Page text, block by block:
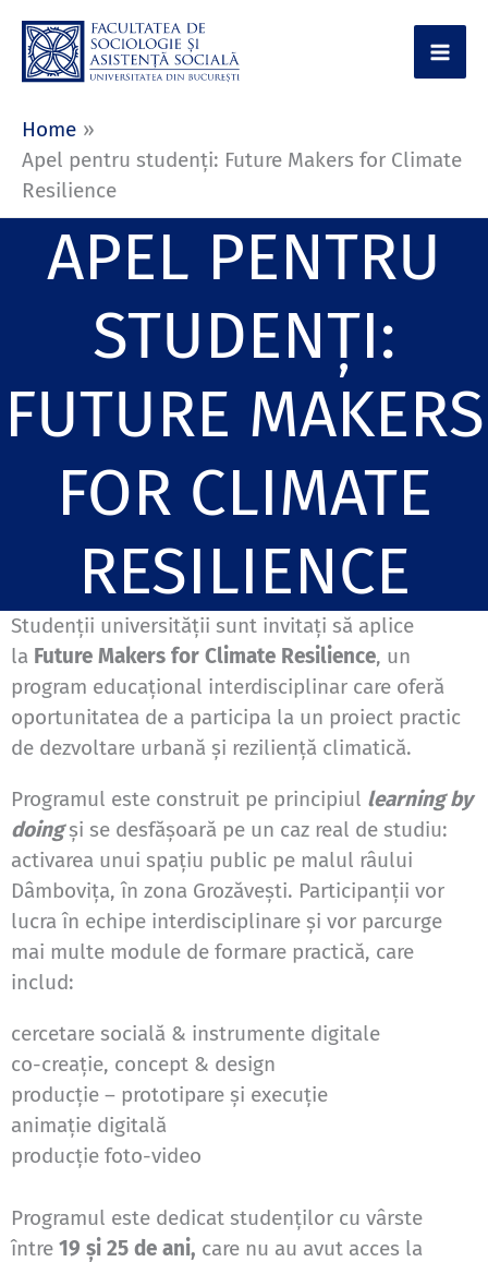
content
Home
Apel pentru studenți: Future Makers for Climate
Resilience
APEL PENTRU
STUDENȚI:
FUTURE MAKERS
FOR CLIMATE
RESILIENCE
Studenții universității sunt invitați să aplice
la Future Makers for Climate Resilience, un
program educațional interdisciplinar care oferă
oportunitatea de a participa la un proiect practic
de dezvoltare urbană și reziliență climatică.
Programul este construit pe principiul learning by
doingși se desfășoară pe un caz real de studiu:
activarea unui spațiu public pe malul râului
Dâmbovița, în zona Grozăvești. Participanții vor
lucra în echipe interdisciplinare și vor parcurge
mai multe module de formare practică, care
includ:
cercetare socială & instrumente digitale
co-creație, concept & design
producție – prototipare și execuție
animație digitală
producție foto-video
Programul este dedicat studenților cu vârste
între19 și 25 de ani, care nu au avut acces la